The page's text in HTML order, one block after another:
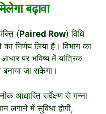
बढ़ावा
(Paired Row) विधि
निर्णय लिया है। विभाग का
पर भविष्य में यांत्रिक
जा सकेगा।
आधारित सर्वेक्षण से गन्ना
लगाने में सुविधा होगी,